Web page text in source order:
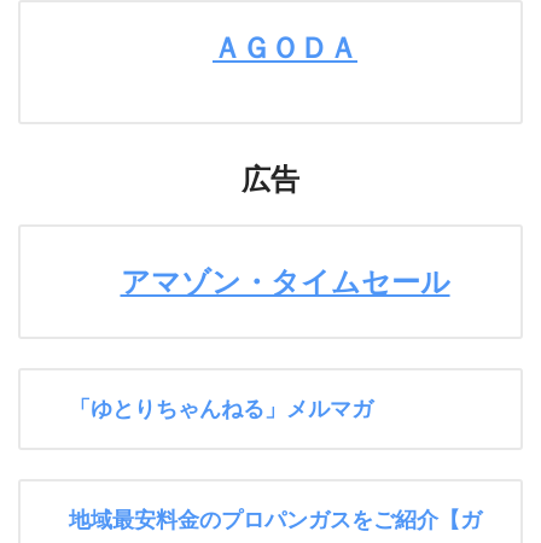
ＡＧＯＤＡ
広告
アマゾン・タイムセール
「ゆとりちゃんねる」メルマガ
地域最安料金のプロパンガスをご紹介【ガ